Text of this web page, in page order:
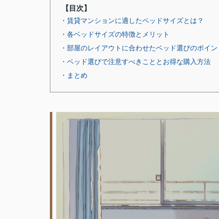
【目次】
・賃貸マンションに適したベッドサイズとは？
・各ベッドサイズの特徴とメリット
・部屋のレイアウトに合わせたベッド選びのポイン
・ベッド選びで注意すべきこととお得な購入方法
・まとめ